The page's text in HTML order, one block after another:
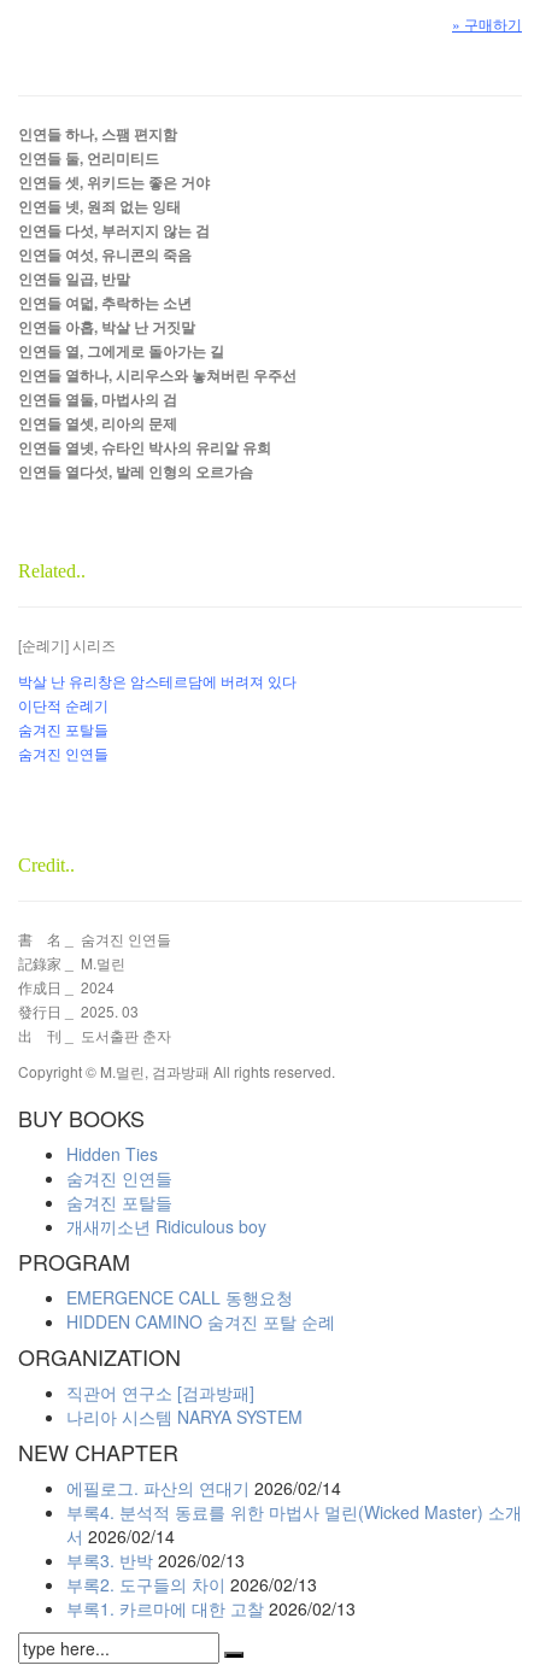
» 구매하기
인연들 하나, 스팸 편지함
인연들 둘, 언리미티드
인연들 셋, 위키드는 좋은 거야
인연들 넷, 원죄 없는 잉태
인연들 다섯, 부러지지 않는 검
인연들 여섯, 유니콘의 죽음
인연들 일곱, 반말
인연들 여덟, 추락하는 소년
인연들 아홉, 박살 난 거짓말
인연들 열, 그에게로 돌아가는 길
인연들 열하나, 시리우스와 놓쳐버린 우주선
인연들 열둘, 마법사의 검
인연들 열셋, 리아의 문제
인연들 열넷, 슈타인 박사의 유리알 유희
인연들 열다섯, 발레 인형의 오르가슴
Related..
[순례기] 시리즈
박살 난 유리창은 암스테르담에 버려져 있다
이단적 순례기
숨겨진 포탈들
숨겨진 인연들
Credit..
書
名 _ 숨겨진 인연들
記錄家 _ M.멀린
作成日 _ 2024
發行日 _ 2025. 03
出
刊 _ 도서출판 춘자
Copyright © M.멀린, 검과방패 All rights reserved.
BUY BOOKS
Hidden Ties
숨겨진 인연들
숨겨진 포탈들
개새끼소년 Ridiculous boy
PROGRAM
EMERGENCE CALL 동행요청
HIDDEN CAMINO 숨겨진 포탈 순례
ORGANIZATION
직관어 연구소 [검과방패]
나리아 시스템 NARYA SYSTEM
NEW CHAPTER
에필로그. 파산의 연대기 2026/02/14
부록4. 분석적 동료를 위한 마법사 멀린(Wicked Master) 소개
서 2026/02/14
부록3. 반박 2026/02/13
부록2. 도구들의 차이 2026/02/13
부록1. 카르마에 대한 고찰 2026/02/13